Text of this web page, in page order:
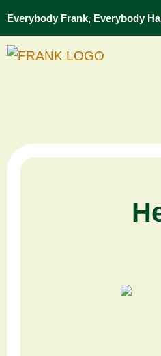
Everybody Frank, Everybody